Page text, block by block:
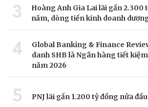
3
Hoàng Anh Gia Lai lãi gần 2.300
năm, dòng tiền kinh doanh
4
Global Banking & Finance
danh SHB là Ngân hàng tiết
năm 2026
5 PNJ lãi gần 1.200 tỷ đồng nửa